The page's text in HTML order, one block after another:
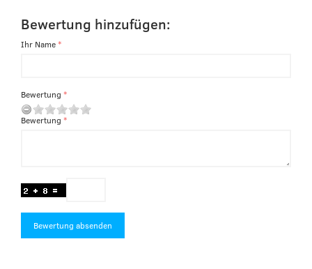
Bewertung hinzufügen:
Ihr Name
Bewertung
Bewertung
Bewertung absenden